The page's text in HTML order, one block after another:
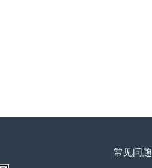
常见问题